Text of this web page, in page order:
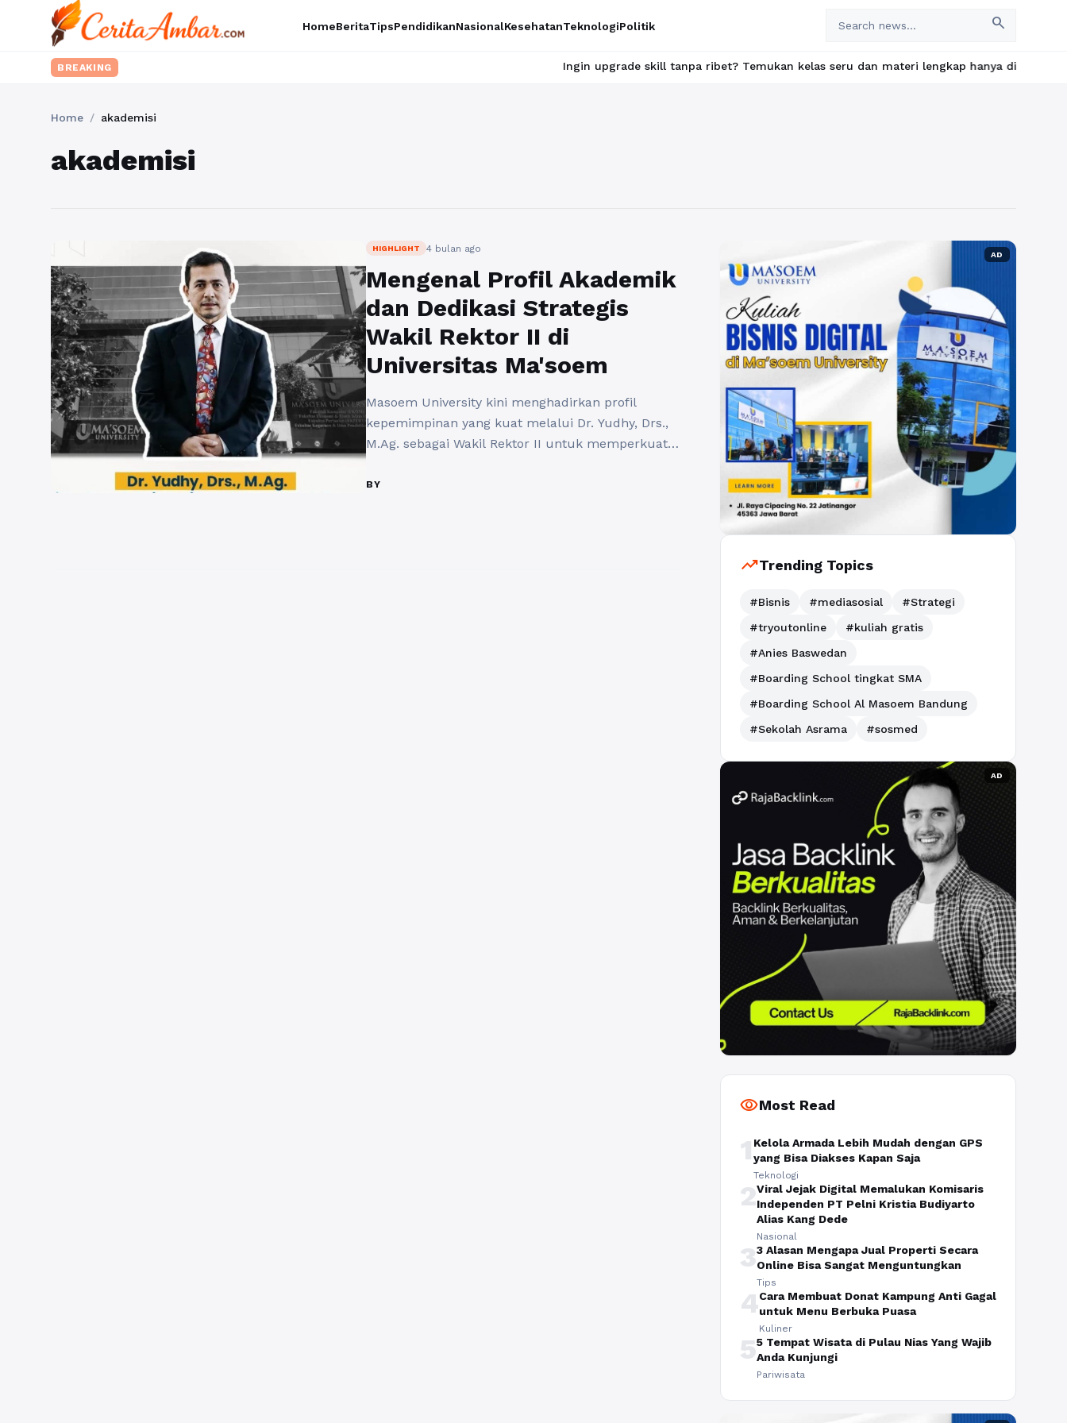
HomeBeritaTipsPendidikanNasionalKesehatanTeknologiPolitik search
BREAKING Ingin upgrade skill tanpa ribet? Temukan kelas seru dan materi lengkap hanya di YukBelajar.com.
Home / akademisi
akademisi
HIGHLIGHT 4 bulan ago
Mengenal Profil Akademik
dan Dedikasi Strategis
Wakil Rektor II di
Universitas Ma'soem
Masoem University kini menghadirkan profil
kepemimpinan yang kuat melalui Dr. Yudhy, Drs.,
M.Ag. sebagai Wakil Rektor II untuk memperkuat
ini sangat urgen untuk dibahas karena
BY
AD
trending_upTrending Topics
#Bisnis #mediasosial
#Strategi
#tryoutonline
#kuliah gratis
#Anies Baswedan
#Boarding School tingkat SMA
#Boarding School Al Masoem Bandung
#Sekolah Asrama
#sosmed
AD
visibilityMost Read
1 Kelola Armada Lebih Mudah dengan GPS
yang Bisa Diakses Kapan Saja
Teknologi
2Viral Jejak Digital Memalukan Komisaris
Independen PT Pelni Kristia Budiyarto
Alias Kang Dede
Nasional
33 Alasan Mengapa Jual Properti Secara
Online Bisa Sangat Menguntungkan
Tips
4Cara Membuat Donat Kampung Anti Gagal
untuk Menu Berbuka Puasa
Kuliner
55 Tempat Wisata di Pulau Nias Yang Wajib
Anda Kunjungi
Pariwisata